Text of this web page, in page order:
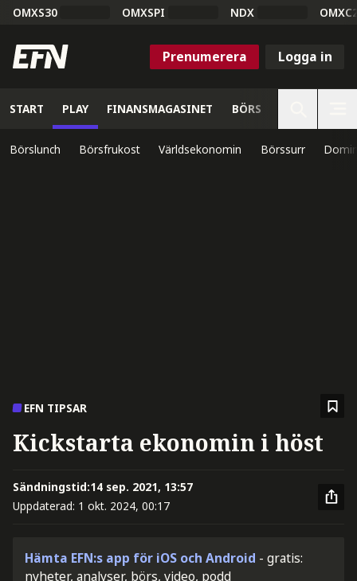
OMXS30 OMXSPI NDX
Prenumerera Logga in
START PLAY FINANSMAGASINET BÖRS
Börslunch Börsfrukost Världsekonomin Börssurr
EFN TIPSAR
Kickstarta ekonomin i höst
Sändningstid:14 sep. 2021, 13:57
Uppdaterad: 1 okt. 2024, 00:17
Hämta EFN:s app för iOS och Android - gratis:
nyheter, analyser, börs, video, podd